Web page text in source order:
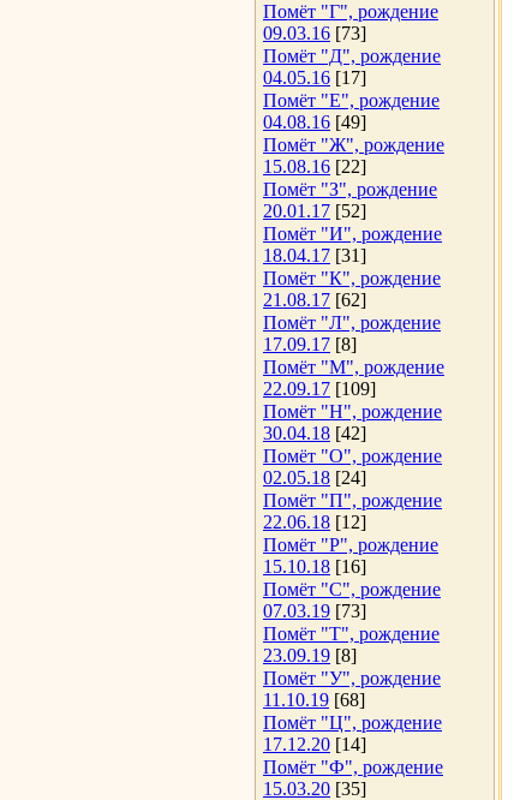
Помёт "Г", рождение
09.03.16 [73]
Помёт "Д", рождение
04.05.16 [17]
Помёт "Е", рождение
04.08.16 [49]
Помёт "Ж", рождение
15.08.16 [22]
Помёт "З", рождение
20.01.17 [52]
Помёт "И", рождение
18.04.17 [31]
Помёт "К", рождение
21.08.17 [62]
Помёт "Л", рождение
17.09.17 [8]
Помёт "М", рождение
22.09.17 [109]
Помёт "Н", рождение
30.04.18 [42]
Помёт "О", рождение
02.05.18 [24]
Помёт "П", рождение
22.06.18 [12]
Помёт "Р", рождение
15.10.18 [16]
Помёт "С", рождение
07.03.19 [73]
Помёт "Т", рождение
23.09.19 [8]
Помёт "У", рождение
11.10.19 [68]
Помёт "Ц", рождение
17.12.20 [14]
Помёт "Ф", рождение
15.03.20 [35]